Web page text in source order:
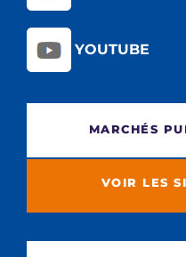
YOUTUBE
MARCHÉS
VOIR LES